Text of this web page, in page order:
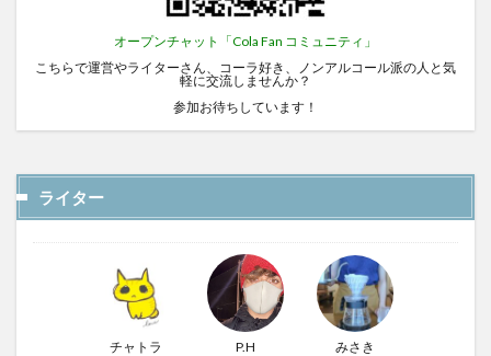
オープンチャット「Cola Fan コミュニティ」
こちらで運営やライターさん、コーラ好き、ノンアルコール派の人と気
軽に交流しませんか？
参加お待ちしています！
ライター
チャトラ P.H みさき